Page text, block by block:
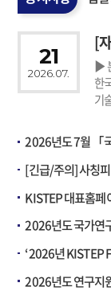
▶
한
기
2026.07.
21
[긴급/주의] 사칭
KISTEP 대표홈페
2026년도 국가연